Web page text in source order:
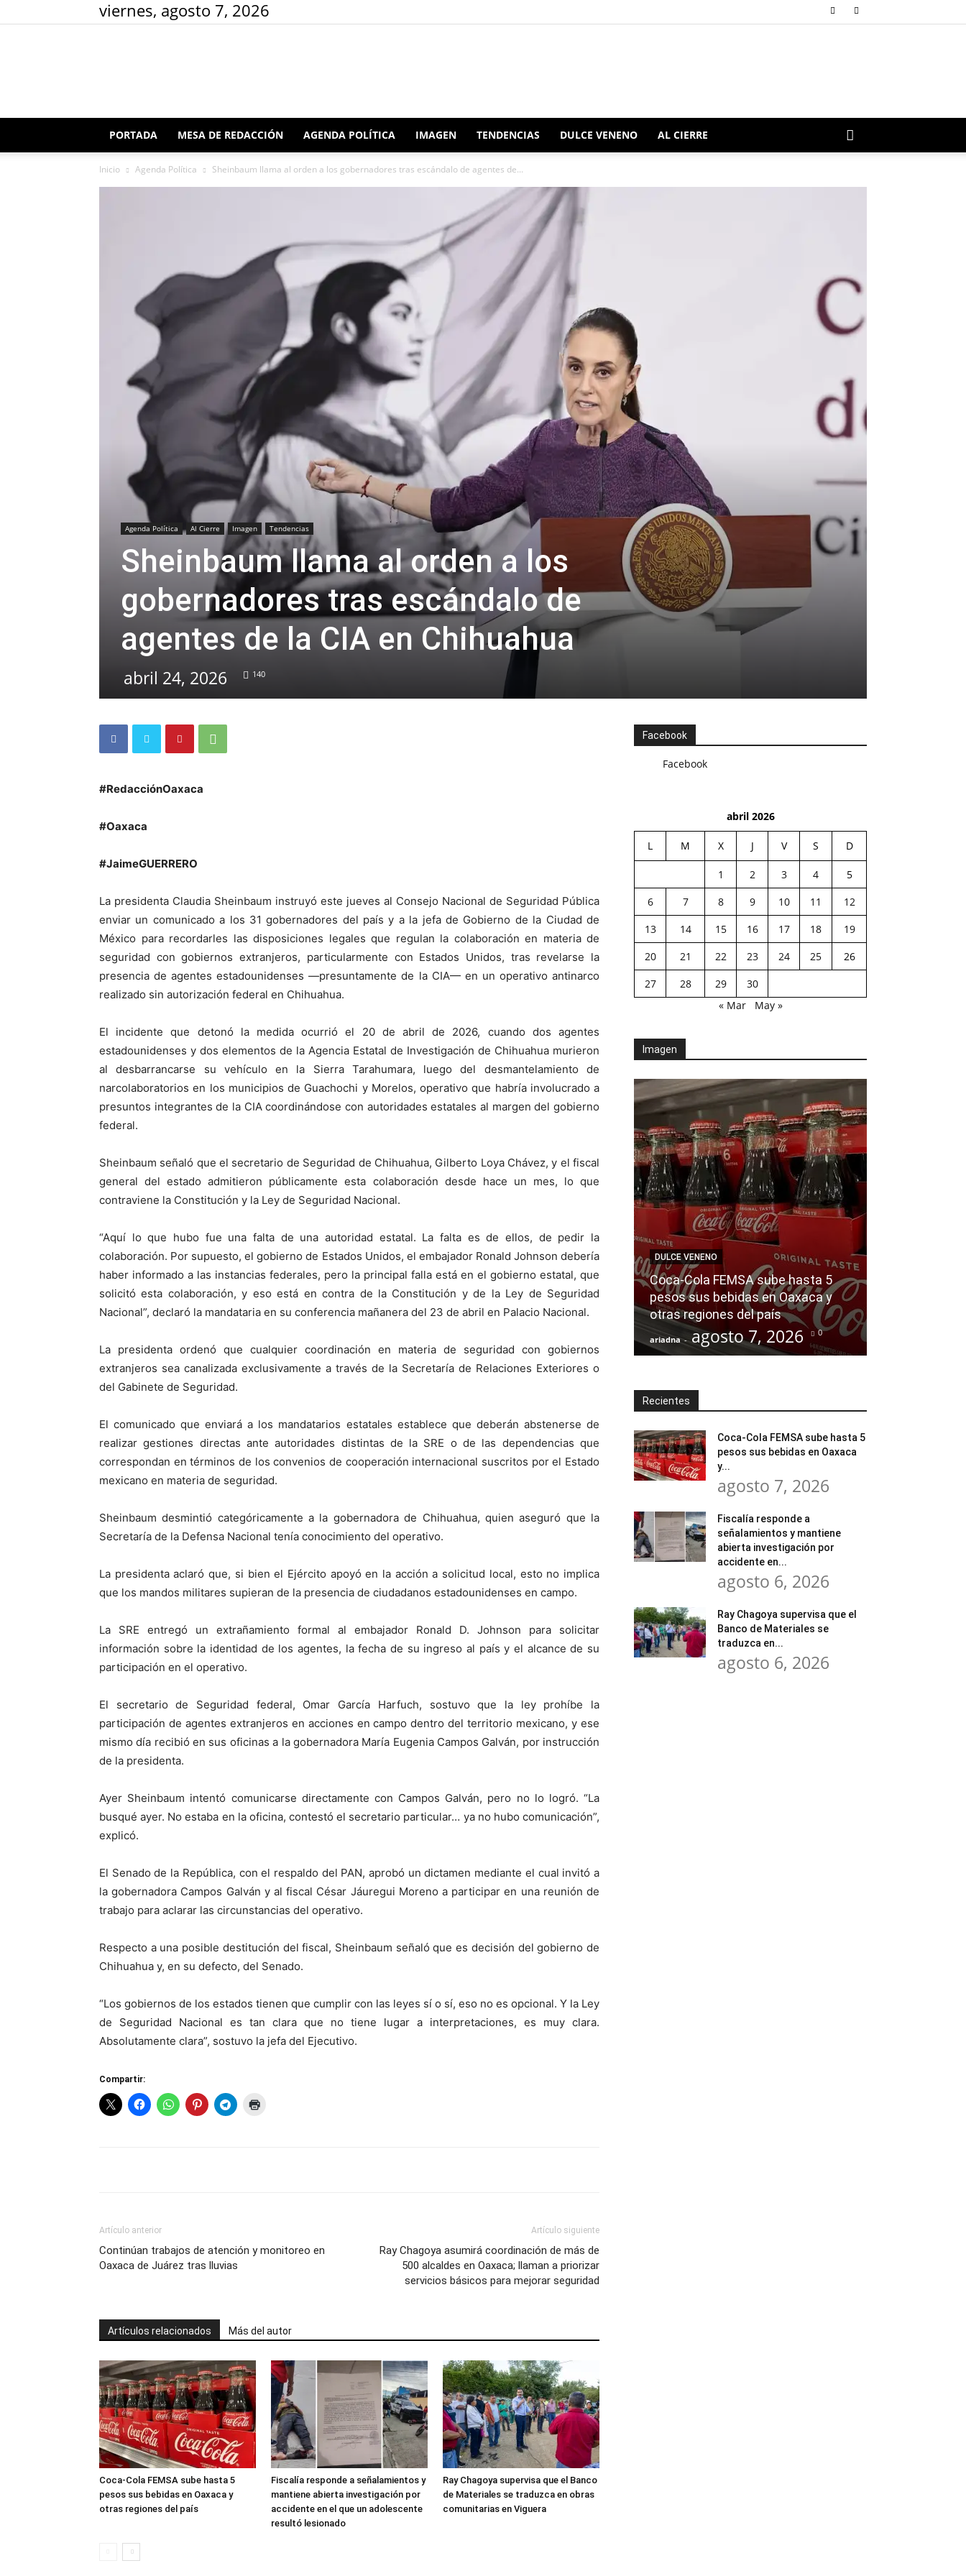
viernes, agosto 7, 2026
Redacción
Oaxaca
PORTADA MESA DE REDACCIÓN AGENDA POLÍTICA IMAGEN TENDENCIAS DULCE VENENO AL CIERRE
Inicio Agenda Política Sheinbaum llama al orden a los gobernadores tras escándalo de agentes de...
Agenda Política Al Cierre Imagen Tendencias
Sheinbaum llama al orden a los
gobernadores tras escándalo de
agentes de la CIA en Chihuahua
abril 24, 2026 140
#RedacciónOaxaca
#Oaxaca
#JaimeGUERRERO
La presidenta Claudia Sheinbaum instruyó este jueves al Consejo Nacional de Seguridad Pública
enviar un comunicado a los 31 gobernadores del país y a la jefa de Gobierno de la Ciudad de
México para recordarles las disposiciones legales que regulan la colaboración en materia de
seguridad con gobiernos extranjeros, particularmente con Estados Unidos, tras revelarse la
presencia de agentes estadounidenses —presuntamente de la CIA— en un operativo antinarco
realizado sin autorización federal en Chihuahua.
El incidente que detonó la medida ocurrió el 20 de abril de 2026, cuando dos agentes
estadounidenses y dos elementos de la Agencia Estatal de Investigación de Chihuahua murieron
al desbarrancarse su vehículo en la Sierra Tarahumara, luego del desmantelamiento de
narcolaboratorios en los municipios de Guachochi y Morelos, operativo que habría involucrado a
presuntos integrantes de la CIA coordinándose con autoridades estatales al margen del gobierno
federal.
Sheinbaum señaló que el secretario de Seguridad de Chihuahua, Gilberto Loya Chávez, y el fiscal
general del estado admitieron públicamente esta colaboración desde hace un mes, lo que
contraviene la Constitución y la Ley de Seguridad Nacional.
“Aquí lo que hubo fue una falta de una autoridad estatal. La falta es de ellos, de pedir la
colaboración. Por supuesto, el gobierno de Estados Unidos, el embajador Ronald Johnson debería
haber informado a las instancias federales, pero la principal falla está en el gobierno estatal, que
solicitó esta colaboración, y eso está en contra de la Constitución y de la Ley de Seguridad
Nacional”, declaró la mandataria en su conferencia mañanera del 23 de abril en Palacio Nacional.
La presidenta ordenó que cualquier coordinación en materia de seguridad con gobiernos
extranjeros sea canalizada exclusivamente a través de la Secretaría de Relaciones Exteriores o
del Gabinete de Seguridad.
El comunicado que enviará a los mandatarios estatales establece que deberán abstenerse de
realizar gestiones directas ante autoridades distintas de la SRE o de las dependencias que
correspondan en términos de los convenios de cooperación internacional suscritos por el Estado
mexicano en materia de seguridad.
Sheinbaum desmintió categóricamente a la gobernadora de Chihuahua, quien aseguró que la
Secretaría de la Defensa Nacional tenía conocimiento del operativo.
La presidenta aclaró que, si bien el Ejército apoyó en la acción a solicitud local, esto no implica
que los mandos militares supieran de la presencia de ciudadanos estadounidenses en campo.
La SRE entregó un extrañamiento formal al embajador Ronald D. Johnson para solicitar
información sobre la identidad de los agentes, la fecha de su ingreso al país y el alcance de su
participación en el operativo.
El secretario de Seguridad federal, Omar García Harfuch, sostuvo que la ley prohíbe la
participación de agentes extranjeros en acciones en campo dentro del territorio mexicano, y ese
mismo día recibió en sus oficinas a la gobernadora María Eugenia Campos Galván, por instrucción
de la presidenta.
Ayer Sheinbaum intentó comunicarse directamente con Campos Galván, pero no lo logró. “La
busqué ayer. No estaba en la oficina, contestó el secretario particular… ya no hubo comunicación”,
explicó.
El Senado de la República, con el respaldo del PAN, aprobó un dictamen mediante el cual invitó a
la gobernadora Campos Galván y al fiscal César Jáuregui Moreno a participar en una reunión de
trabajo para aclarar las circunstancias del operativo.
Respecto a una posible destitución del fiscal, Sheinbaum señaló que es decisión del gobierno de
Chihuahua y, en su defecto, del Senado.
“Los gobiernos de los estados tienen que cumplir con las leyes sí o sí, eso no es opcional. Y la Ley
de Seguridad Nacional es tan clara que no tiene lugar a interpretaciones, es muy clara.
Absolutamente clara”, sostuvo la jefa del Ejecutivo.
Compartir:
Artículo anterior
Continúan trabajos de atención y monitoreo en
Oaxaca de Juárez tras lluvias
Artículo siguiente
Ray Chagoya asumirá coordinación de más de
500 alcaldes en Oaxaca; llaman a priorizar
servicios básicos para mejorar seguridad
Artículos relacionados Más del autor
Coca-Cola FEMSA sube hasta 5
pesos sus bebidas en Oaxaca y
otras regiones del país
Fiscalía responde a señalamientos y
mantiene abierta investigación por
accidente en el que un adolescente
resultó lesionado
Ray Chagoya supervisa que el Banco
de Materiales se traduzca en obras
comunitarias en Viguera
Facebook
Facebook
abril 2026
L M X J V S D
1 2 3 4
5
6
7 8 9 10 11
12
13
14 15 16 17 18
19
20
21 22 23 24 25
26
27
28 29
30
« Mar
May »
Imagen
DULCE VENENO
Coca-Cola FEMSA sube hasta 5
pesos sus bebidas en Oaxaca y
otras regiones del país
ariadna - agosto 7, 2026 0
Recientes
Coca-Cola FEMSA sube hasta 5
pesos sus bebidas en Oaxaca
y...
agosto 7, 2026
Fiscalía responde a
señalamientos y mantiene
abierta investigación por
accidente en...
agosto 6, 2026
Ray Chagoya supervisa que el
Banco de Materiales se
traduzca en...
agosto 6, 2026